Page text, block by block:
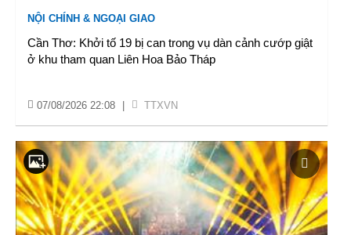
NỘI CHÍNH & NGOẠI GIAO
Cần Thơ: Khởi tố 19 bị can trong vụ dàn cảnh cướp giật
ở khu tham quan Liên Hoa Bảo Tháp
07/08/2026 22:08 TTXVN